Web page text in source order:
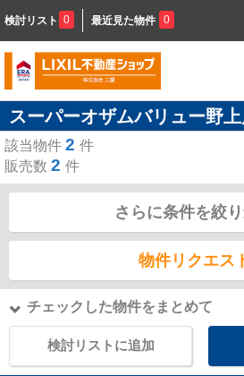
検討リスト 0 最近見た物件 0
スーパーオザムバリュー野
該当物件 2 件
販売数 2 件
さらに条件を絞
物件リクエス
チェックした物件をまとめて
検討リストに追加